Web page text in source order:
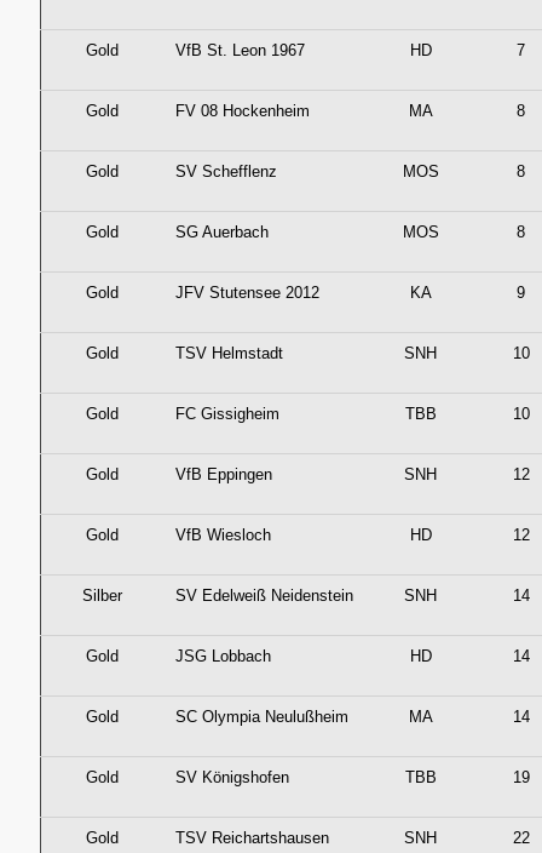
Gold VfB St. Leon 1967 HD 7
Gold FV 08 Hockenheim MA 8
Gold SV Schefflenz MOS 8
Gold SG Auerbach MOS 8
Gold JFV Stutensee 2012 KA 9
Gold TSV Helmstadt SNH 10
Gold FC Gissigheim TBB 10
Gold VfB Eppingen SNH 12
Gold VfB Wiesloch HD 12
Silber SV Edelweiß Neidenstein SNH 14
Gold JSG Lobbach HD 14
Gold SC Olympia Neulußheim MA 14
Gold SV Königshofen TBB 19
Gold TSV Reichartshausen SNH 22